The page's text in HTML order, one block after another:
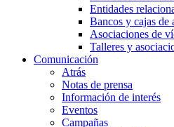
Entidades
Bancos y cajas de
Asociaciones de
Talleres y
Comunicación
Atrás
Notas de prensa
Información de interés
Eventos
Campañas